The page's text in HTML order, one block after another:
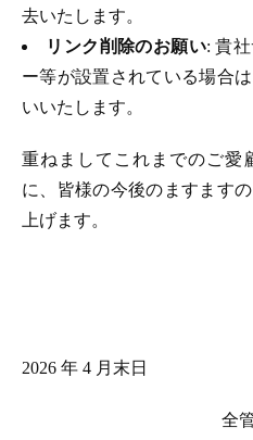
去いたします。
リンク削除のお願い: 貴
ー等が設置されている場合
いいたします。
重ねましてこれまでのご愛
に、皆様の今後のますます
上げます。
2026 年 4 月末日
全